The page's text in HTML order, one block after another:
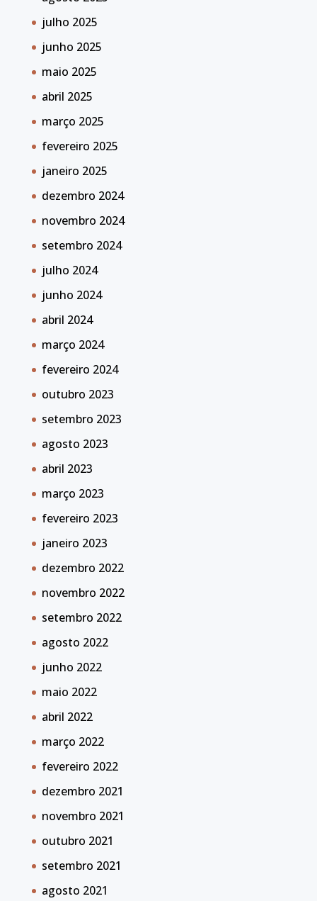
julho 2025
junho 2025
maio 2025
abril 2025
março 2025
fevereiro 2025
janeiro 2025
dezembro 2024
novembro 2024
setembro 2024
julho 2024
junho 2024
abril 2024
março 2024
fevereiro 2024
outubro 2023
setembro 2023
agosto 2023
abril 2023
março 2023
fevereiro 2023
janeiro 2023
dezembro 2022
novembro 2022
setembro 2022
agosto 2022
junho 2022
maio 2022
abril 2022
março 2022
fevereiro 2022
dezembro 2021
novembro 2021
outubro 2021
setembro 2021
agosto 2021